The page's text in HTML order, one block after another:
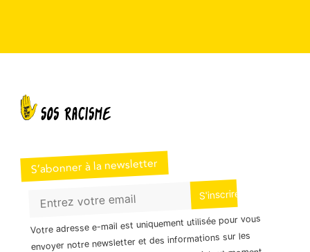
S’abonner à la newsletter
Votre adresse e-mail est uniquement utilisée pour vous
envoyer notre newsletter et des informations sur les